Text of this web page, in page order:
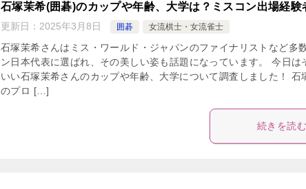
石塚茉希(囲碁)のカップや年齢、大学は？ミスコン出場経験
更新日： 2025年3月8日 囲碁 女流棋士・女流雀士
石塚茉希さんはミス・ワールド・ジャパンのファイナリストなど多
ン日本代表に選ばれ、その美しい姿も話題になっています。 今日は
いい石塚茉希さんのカップや年齢、大学について調査しました！ 石
のプロ […]
続きを読む